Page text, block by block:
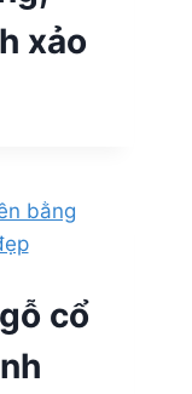
xảo
cổ